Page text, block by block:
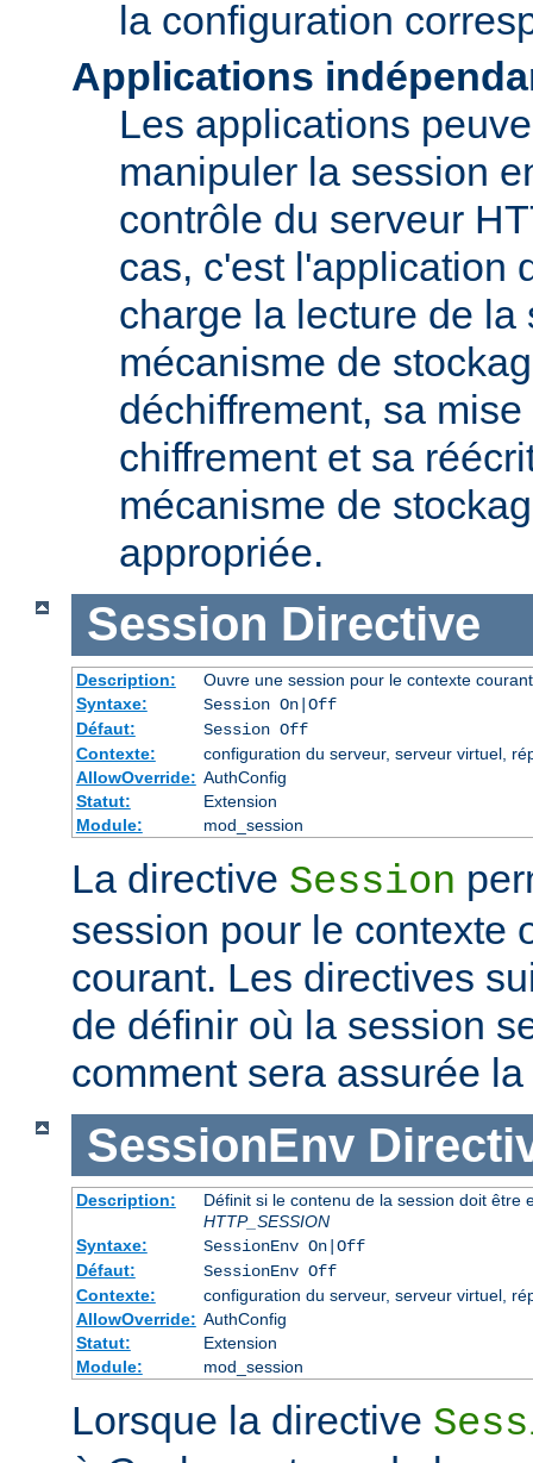
la configuration
Applications
Les applications
manipuler la session
contrôle du serveur
cas, c'est l'application
charge la lecture de
mécanisme de
déchiffrement, sa
chiffrement et sa
mécanisme de
appropriée.
Session Directive
Description:
Ouvre une session pour le contexte courant
Syntaxe:
Session On|Off
Défaut:
Session Off
Contexte:
configuration du serveur, serveur virtuel,
AllowOverride: AuthConfig
Statut:
Extension
Module:
mod_session
La directive Session
session pour le contexte
courant. Les directives
de définir où la session
comment sera assurée
SessionEnv
Description:
Définit si le contenu de la session doit
HTTP_SESSION
Syntaxe:
SessionEnv On|Off
Défaut:
SessionEnv Off
Contexte:
configuration du serveur, serveur virtuel,
AllowOverride: AuthConfig
Statut:
Extension
Module:
mod_session
Lorsque la directive